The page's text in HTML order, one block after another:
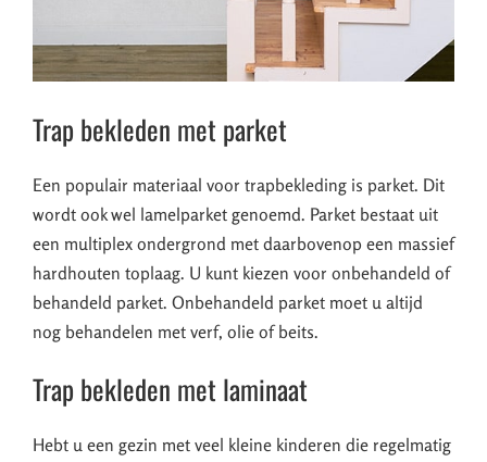
Trap bekleden met parket
Een populair materiaal voor trapbekleding is parket. Dit
wordt ook wel lamelparket genoemd. Parket bestaat uit
een multiplex ondergrond met daarbovenop een massief
hardhouten toplaag. U kunt kiezen voor onbehandeld of
behandeld parket. Onbehandeld parket moet u altijd
nog behandelen met verf, olie of beits.
Trap bekleden met laminaat
Hebt u een gezin met veel kleine kinderen die regelmatig